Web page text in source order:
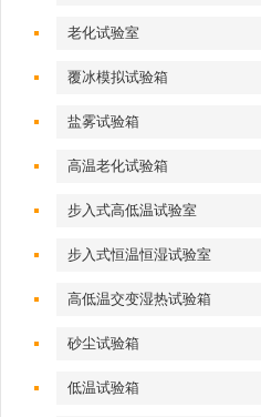
老化试验室
覆冰模拟试验箱
盐雾试验箱
高温老化试验箱
步入式高低温试验室
步入式恒温恒湿试验室
高低温交变湿热试验箱
砂尘试验箱
低温试验箱